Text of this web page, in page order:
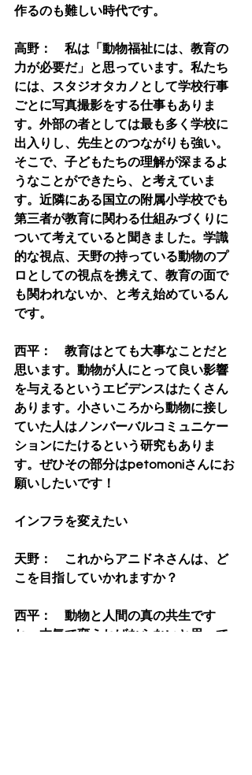
作るのも難しい時代です。
高野：　私は「動物福祉には、教育の
力が必要だ」と思っています。私たち
には、スタジオタカノとして学校行事
ごとに写真撮影をする仕事もありま
す。外部の者としては最も多く学校に
出入りし、先生とのつながりも強い。
そこで、子どもたちの理解が深まるよ
うなことができたら、と考えていま
す。近隣にある国立の附属小学校でも
第三者が教育に関わる仕組みづくりに
ついて考えていると聞きました。学識
的な視点、天野の持っている動物のプ
ロとしての視点を携えて、教育の面で
も関われないか、と考え始めているん
です。
西平：　教育はとても大事なことだと
思います。動物が人にとって良い影響
を与えるというエビデンスはたくさん
あります。小さいころから動物に接し
ていた人はノンバーバルコミュニケー
ションにたけるという研究もありま
す。ぜひその部分はpetomoniさんにお
願いしたいです！
インフラを変えたい
天野：　これからアニドネさんは、ど
こを目指していかれますか？
西平：　動物と人間の真の共生です
ね。本気で変えねばならないと思って